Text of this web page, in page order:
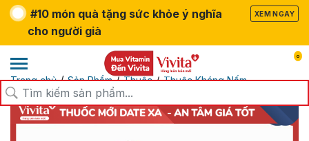
#10 món quà tặng sức khỏe ý nghĩa
cho người già
XEM NGAY
0
Trang chủ/Sản Phẩm/Thuốc/Thuốc Kháng Nấm